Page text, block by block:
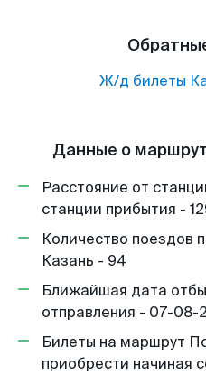
Ж/д билеты
Данные о
Расстояние от
станции прибытия -
Количество поездов
Казань - 94
Ближайшая дата
отправления - 07-08-
Билеты на маршрут
приобрести начиная